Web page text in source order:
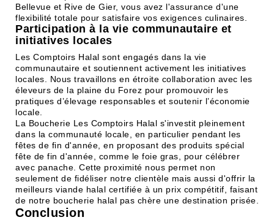
Bellevue et Rive de Gier, vous avez l'assurance d'une
flexibilité totale pour satisfaire vos exigences culinaires.
Participation à la vie communautaire et
initiatives locales
Les Comptoirs Halal sont engagés dans la vie
communautaire et soutiennent activement les initiatives
locales. Nous travaillons en étroite collaboration avec les
éleveurs de la plaine du Forez pour promouvoir les
pratiques d’élevage responsables et soutenir l’économie
locale.
La Boucherie Les Comptoirs Halal s'investit pleinement
dans la communauté locale, en particulier pendant les
fêtes de fin d'année, en proposant des produits spécial
fête de fin d'année, comme le foie gras, pour célébrer
avec panache. Cette proximité nous permet non
seulement de fidéliser notre clientèle mais aussi d'offrir la
meilleurs viande halal certifiée à un prix compétitif, faisant
de notre boucherie halal pas chère une destination prisée.
Conclusion